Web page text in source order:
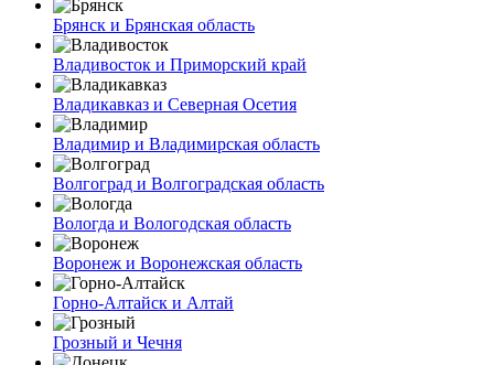
Брянск и Брянская область
Владивосток и Приморский край
Владикавказ и Северная Осетия
Владимир и Владимирская область
Волгоград и Волгоградская область
Вологда и Вологодская область
Воронеж и Воронежская область
Горно-Алтайск и Алтай
Грозный и Чечня